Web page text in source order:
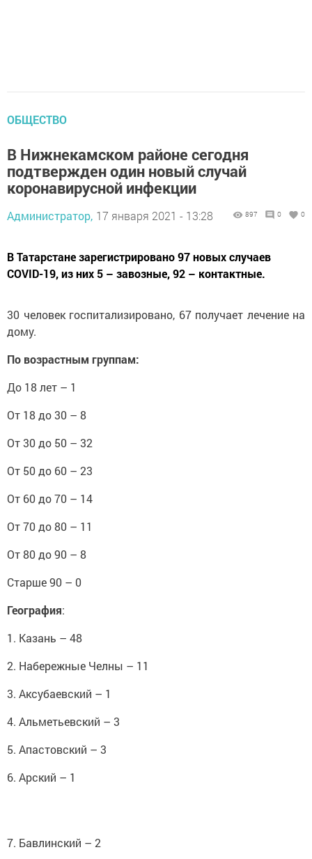
ОБЩЕСТВО
В Нижнекамском районе сегодня
подтвержден один новый случай
коронавирусной инфекции
Администратор, 17 января 2021 - 13:28 897 0 0
В Татарстане зарегистрировано 97 новых случаев
COVID-19, из них 5 – завозные, 92 – контактные.
30 человек госпитализировано, 67 получает лечение на
дому.
По возрастным группам:
До 18 лет – 1
От 18 до 30 – 8
От 30 до 50 – 32
От 50 до 60 – 23
От 60 до 70 – 14
От 70 до 80 – 11
От 80 до 90 – 8
Старше 90 – 0
География:
1. Казань – 48
2. Набережные Челны – 11
3. Аксубаевский – 1
4. Альметьевский – 3
5. Апастовский – 3
6. Арский – 1
7. Бавлинский – 2